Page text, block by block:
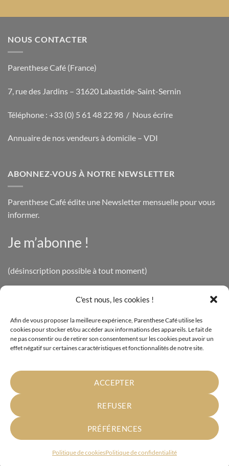
C'est nous, les cookies !
Afin de vous proposer la meilleure expérience, Parenthese Café utilise les
cookies pour stocker et/ou accéder aux informations des appareils. Le fait de
ne pas consentir ou de retirer son consentement sur les cookies peut avoir un
effet négatif sur certaines caractéristiques et fonctionnalités de notre site.
ACCEPTER
REFUSER
PRÉFÉRENCES
Politique de cookiesPolitique de confidentialité
NOUS CONTACTER
Parenthese Café (France)
7, rue des Jardins – 31620 Labastide-Saint-Sernin
Téléphone : +33 (0) 5 61 48 22 98 / Nous écrire
Annuaire de nos vendeurs à domicile – VDI
ABONNEZ-VOUS À NOTRE NEWSLETTER
Parenthese Café édite une Newsletter mensuelle pour vous
informer.
Je m’abonne !
(désinscription possible à tout moment)
Mentions légales
Cookies
Conditions générales de vente
Ecocert - Copyright© 2026